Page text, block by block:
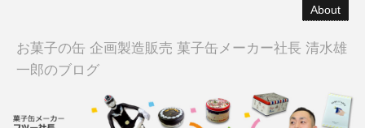
About
お菓子の缶 企画製造販売 菓子缶メーカー社長 清水雄
一郎のブログ